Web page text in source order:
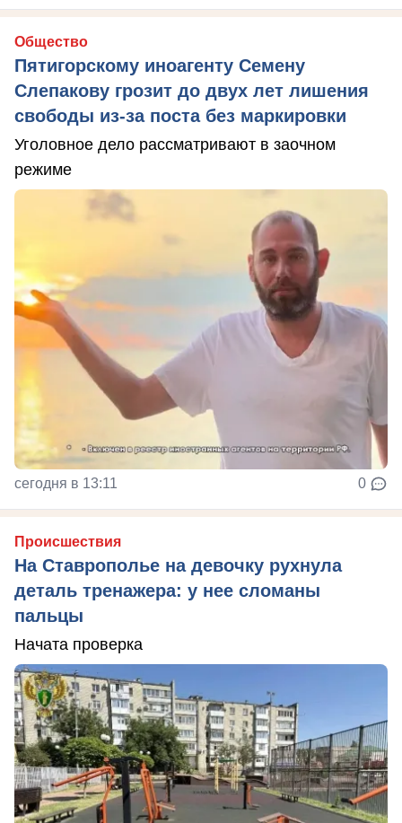
Общество
Пятигорскому иноагенту Семену
Слепакову грозит до двух лет лишения
свободы из-за поста без маркировки
Уголовное дело рассматривают в заочном
режиме
сегодня в 13:11 0
Происшествия
На Ставрополье на девочку рухнула
деталь тренажера: у нее сломаны
пальцы
Начата проверка